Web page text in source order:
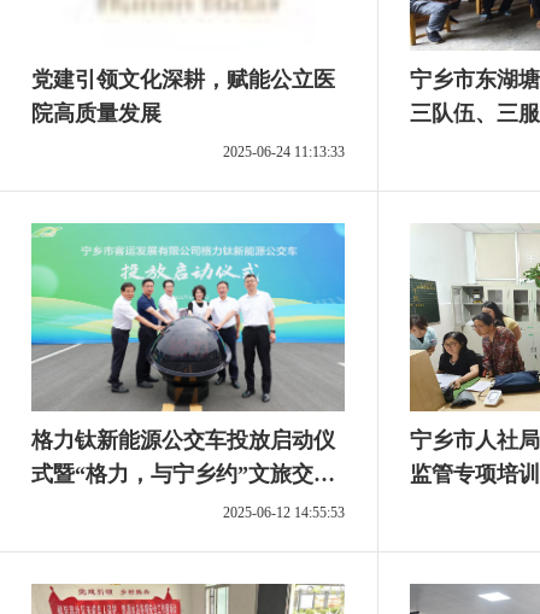
党建引领文化深耕，赋能公立医
院高质量发展
2025-06-24 11:13:33
宁乡市东湖
三队伍、三
格力钛新能源公交车投放启动仪
式暨“格力，与宁乡约”文旅交流
2025-06-12 14:55:53
宁乡市人社
监管专项培训